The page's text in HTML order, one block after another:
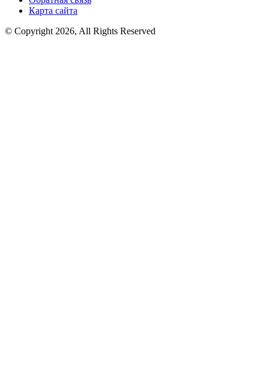
Карта сайта
© Copyright 2026, All Rights Reserved